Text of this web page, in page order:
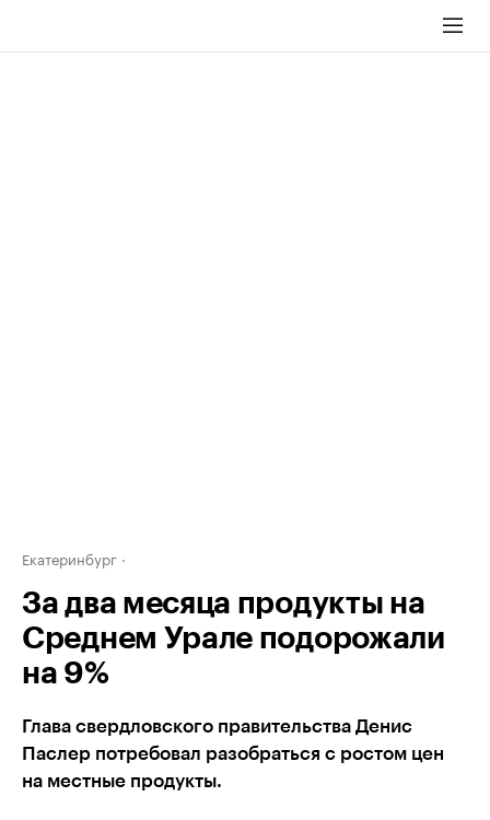
Екатеринбург
За два месяца продукты на
Среднем Урале подорожали
на 9%
Глава свердловского правительства Денис
Паслер потребовал разобраться с ростом цен
на местные продукты.